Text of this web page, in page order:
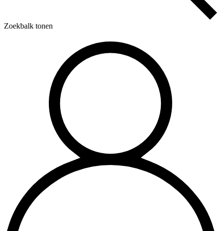
Zoekbalk tonen